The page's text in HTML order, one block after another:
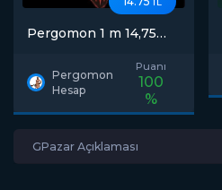
Pergomon 1 m 14,75
Pergomon
Hesap
Puanı
100
%
GPazar Açıklaması